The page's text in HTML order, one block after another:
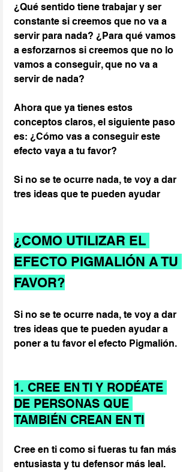
¿Qué sentido tiene trabajar y ser
constante si creemos que no va a
servir para nada? ¿Para qué vamos
a esforzarnos si creemos que no lo
vamos a conseguir, que no va a
servir de nada?
Ahora que ya tienes estos
conceptos claros, el siguiente paso
es: ¿Cómo vas a conseguir este
efecto vaya a tu favor?
Si no se te ocurre nada, te voy a dar
tres ideas que te pueden ayudar
¿COMO UTILIZAR EL
EFECTO PIGMALIÓN A TU
FAVOR?
Si no se te ocurre nada, te voy a dar
tres ideas que te pueden ayudar a
poner a tu favor el efecto Pigmalión.
1. CREE EN TI Y RODÉATE
DE PERSONAS QUE
TAMBIÉN CREAN EN TI
Cree en ti como si fueras tu fan más
entusiasta y tu defensor más leal.